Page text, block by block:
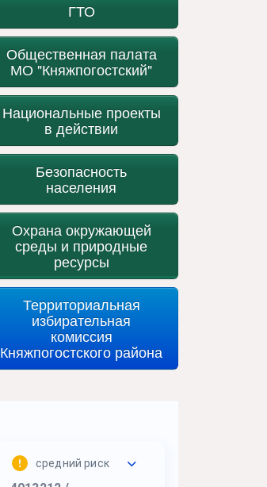
ГТО
Общественная палата
МО "Княжпогостский"
Национальные проекты
в действии
Безопасность
населения
Охрана окружающей
среды и природные
ресурсы
Территориальная
избирательная
комиссия
Княжпогостского района